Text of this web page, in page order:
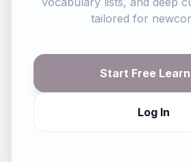
tailored for
Start Free
Log In